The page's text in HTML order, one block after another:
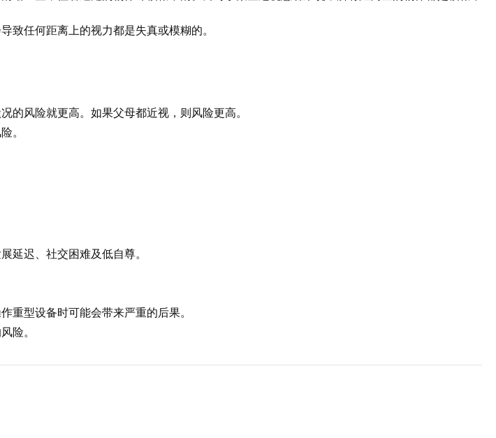
致任何距离上的视力都是失真或模糊的。
的风险就更高。如果父母都近视，则风险更高。
。
延迟、社交困难及低自尊。
重型设备时可能会带来严重的后果。
险。